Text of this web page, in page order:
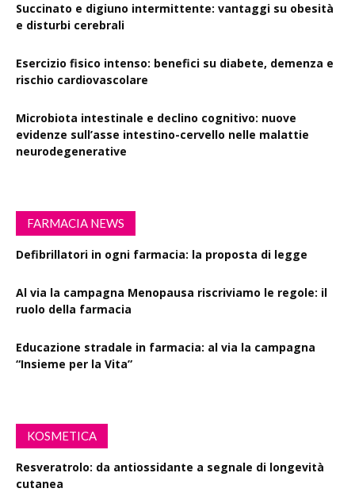
Succinato e digiuno intermittente: vantaggi su obesità
e disturbi cerebrali
Esercizio fisico intenso: benefici su diabete, demenza e
rischio cardiovascolare
Microbiota intestinale e declino cognitivo: nuove
evidenze sull’asse intestino-cervello nelle malattie
neurodegenerative
FARMACIA NEWS
Defibrillatori in ogni farmacia: la proposta di legge
Al via la campagna Menopausa riscriviamo le regole: il
ruolo della farmacia
Educazione stradale in farmacia: al via la campagna
“Insieme per la Vita”
KOSMETICA
Resveratrolo: da antiossidante a segnale di longevità
cutanea